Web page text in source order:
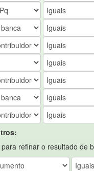
refinar o resultado de